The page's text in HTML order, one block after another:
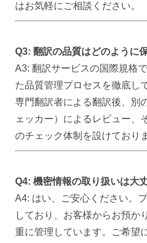
はお気軽にご相談ください。
Q3: 翻訳の品質はどのように
A3: 翻訳サービスの国際規格
た品質管理プロセスを徹底し
専門翻訳者による翻訳後、別
ェッカー）によるレビュー、
のチェック体制を設けており
Q4: 機密情報の取り扱いは大
A4: はい、ご安心ください。
しており、お客様からお預か
重に管理しています。ご希望